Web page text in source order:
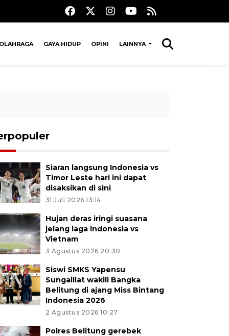
OLAHRAGA GAYA HIDUP OPINI LAINNYA
Siaran langsung Indonesia vs
Timor Leste hari ini dapat
disaksikan di sini
31 Juli 2026 13:14
Hujan deras iringi suasana
jelang laga Indonesia vs
Vietnam
3 Agustus 2026 20:30
Siswi SMKS Yapensu
Sungailiat wakili Bangka
Belitung di ajang Miss Bintang
Indonesia 2026
2 Agustus 2026 10:27
Polres Belitung gerebek